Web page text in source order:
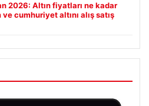
2026: Altın fiyatları ne kadar
cumhuriyet altını alış satış